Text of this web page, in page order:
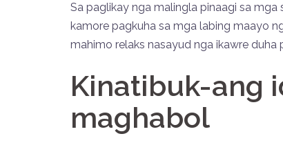
Sa paglikay nga malingla pinaagi sa
kamore pagkuha sa mga labing maayo
mahimo relaks nasayud nga ikawre
Kinatibuk-ang
maghabol